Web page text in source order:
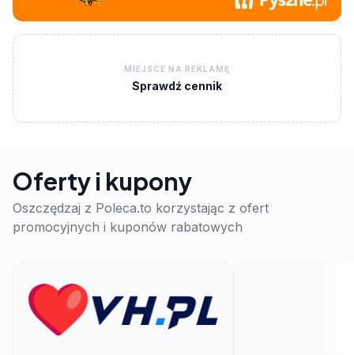
MIEJSCE NA REKLAMĘ
Sprawdź cennik
Oferty i kupony
Oszczędzaj z Poleca.to korzystając z ofert
promocyjnych i kuponów rabatowych